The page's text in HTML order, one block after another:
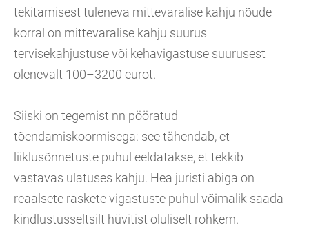
tekitamisest tuleneva mittevaralise kahju nõude
korral on mittevaralise kahju suurus
tervisekahjustuse või kehavigastuse suurusest
olenevalt 100–3200 eurot.
Siiski on tegemist nn pööratud
tõendamiskoormisega: see tähendab, et
liiklusõnnetuste puhul eeldatakse, et tekkib
vastavas ulatuses kahju. Hea juristi abiga on
reaalsete raskete vigastuste puhul võimalik saada
kindlustusseltsilt hüvitist oluliselt rohkem.